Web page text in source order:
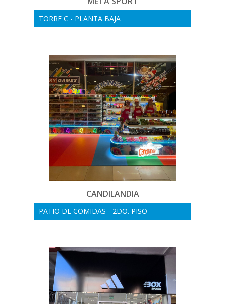
TORRE C - PLANTA BAJA
CANDILANDIA
PATIO DE COMIDAS - 2DO. PISO